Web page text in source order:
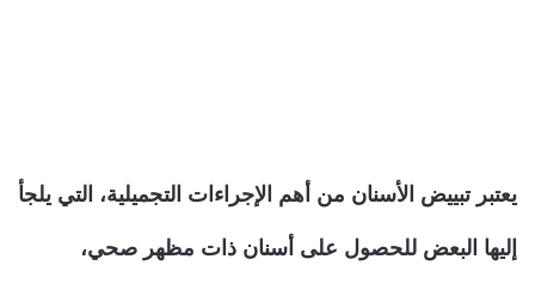
يعتبر تبييض الأسنان من أهم الإجراءات التجميلية، التي يلجأ
إليها البعض للحصول على أسنان ذات مظهر صحي،